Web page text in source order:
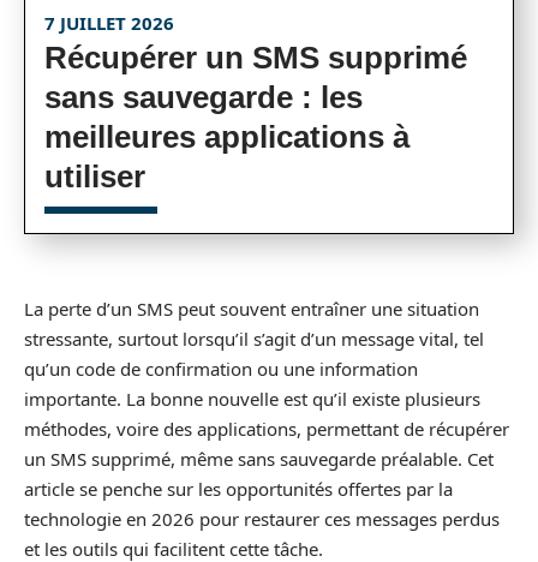
7 JUILLET 2026
Récupérer un SMS supprimé
sans sauvegarde : les
meilleures applications à
utiliser
La perte d’un SMS peut souvent entraîner une situation
stressante, surtout lorsqu’il s’agit d’un message vital, tel
qu’un code de confirmation ou une information
importante. La bonne nouvelle est qu’il existe plusieurs
méthodes, voire des applications, permettant de récupérer
un SMS supprimé, même sans sauvegarde préalable. Cet
article se penche sur les opportunités offertes par la
technologie en 2026 pour restaurer ces messages perdus
et les outils qui facilitent cette tâche.